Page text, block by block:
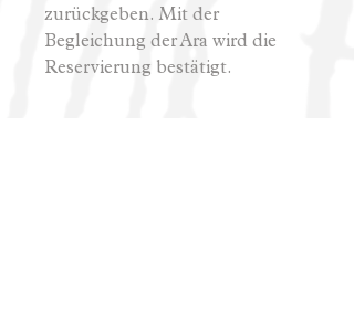
zurückgeben. Mit der
Begleichung der Ara wird die
Reservierung bestätigt.